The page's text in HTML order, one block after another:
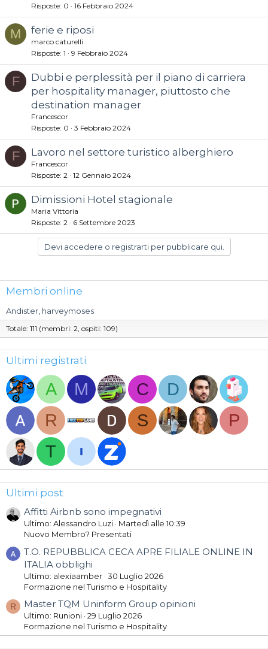
Risposte 0 16 Febbraio 2024
M ferie e riposi
marco caturelli
Risposte 1 9 Febbraio 2024
F
Dubbi e perplessità per il piano di carriera
per hospitality manager, piuttosto che
destination manager
Francescor
Risposte 0 3 Febbraio 2024
F Lavoro nel settore turistico alberghiero
Francescor
Risposte 2 12 Gennaio 2024
Dimissioni Hotel stagionale
Maria Vittoria
Risposte 2 6 Settembre 2023
Devi accedere o registrarti per pubblicare qui.
Membri online
Andister harveymoses
Totale: 111 (membri: 2, ospiti: 109)
Ultimi registrati
A M C
D
R
S
P
T
Ultimi post
Affitti Airbnb sono impegnativi
Ultimo: Alessandro Luzi
Martedì alle 10:39
Nuovo Membro? Presentati
T.O. REPUBBLICA CECA APRE FILIALE ONLINE IN
ITALIA obblighi
Ultimo: alexiaamber 30 Luglio 2026
Formazione nel Turismo e Hospitality
R Master TQM Uninform Group opinioni
Ultimo: Runioni 29 Luglio 2026
Formazione nel Turismo e Hospitality